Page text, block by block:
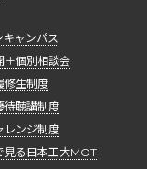
キャンパス
＋個別相談会
修生制度
待聴講制度
レンジ制度
見る日本工大MOT